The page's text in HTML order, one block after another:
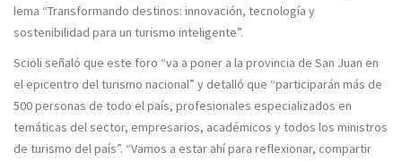
lema “Transformando destinos: innovación, tecnología y
sostenibilidad para un turismo inteligente”.
Scioli señaló que este foro “va a poner a la provincia de San Juan en
el epicentro del turismo nacional” y detalló que “participarán más de
500 personas de todo el país, profesionales especializados en
temáticas del sector, empresarios, académicos y todos los ministros
de turismo del país”. “Vamos a estar ahí para reflexionar, compartir